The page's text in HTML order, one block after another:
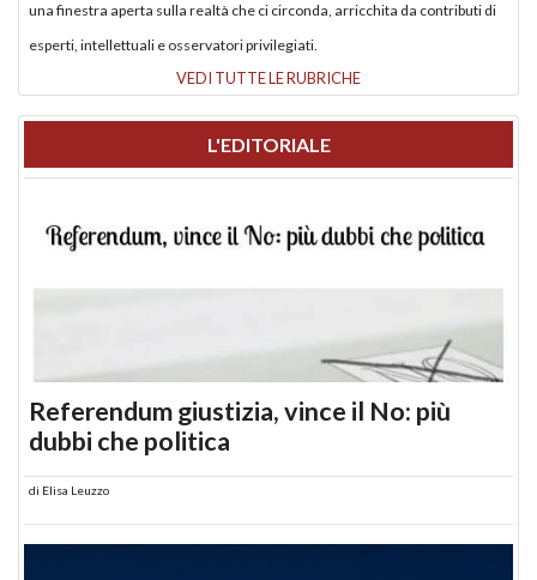
una finestra aperta sulla realtà che ci circonda, arricchita da contributi di
esperti, intellettuali e osservatori privilegiati.
VEDI TUTTE LE RUBRICHE
L'EDITORIALE
Referendum giustizia, vince il No: più
dubbi che politica
di Elisa Leuzzo